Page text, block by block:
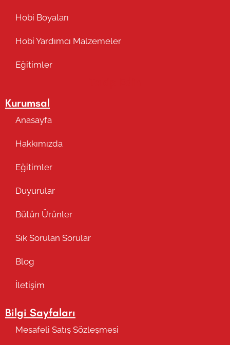
Hobi Boyaları
Hobi Yardımcı Malzemeler
Eğitimler
Kurumsal
Anasayfa
Hakkımızda
Eğitimler
Duyurular
Bütün Ürünler
Sık Sorulan Sorular
Blog
İletişim
Bilgi Sayfaları
Mesafeli Satış Sözleşmesi